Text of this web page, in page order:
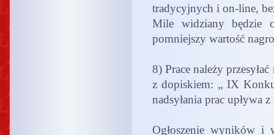
tradycyjnych i on-line,
Mile widziany będzie
pomniejszy wartość
8) Prace należy
z dopiskiem: „ IX
nadsyłania prac
Ogłoszenie wyników i